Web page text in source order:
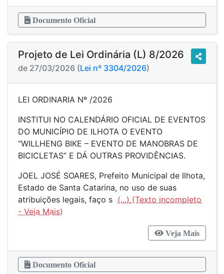
Documento Oficial
Projeto de Lei Ordinária (L) 8/2026
de 27/03/2026 (Lei nº 3304/2026)
LEI ORDINARIA Nº /2026
INSTITUI NO CALENDÁRIO OFICIAL DE EVENTOS
DO MUNICÍPIO DE ILHOTA O EVENTO
“WILLHENG BIKE – EVENTO DE MANOBRAS DE
BICICLETAS” E DÁ OUTRAS PROVIDÊNCIAS.
JOEL JOSÉ SOARES, Prefeito Municipal de Ilhota,
Estado de Santa Catarina, no uso de suas
atribuições legais, faço s (...)
Veja Mais
Documento Oficial